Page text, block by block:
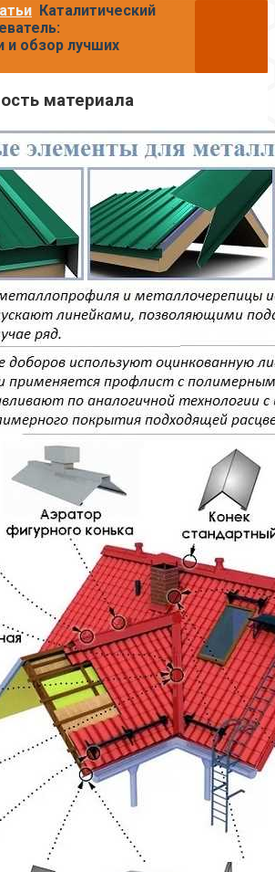
Каталитический
и обзор лучших
материала